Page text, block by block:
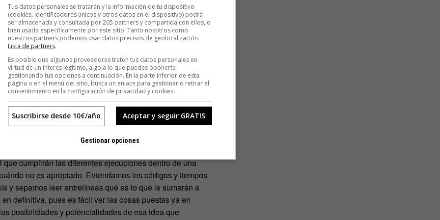
al presente decorándolo con cuanta aplicación de
en plataformas móviles et voilà. El cliente aprueba
y el resto de la agencia que nunca vió un anuario de One
que Cyber Lions existe ni se entera de lo que acaba de
tendencias y las recetas exitosas de otros le damos un
Ideas que transmitan emociones, que movilicen,
que generen un impacto positivo en aquellas
en las que nacen, que se conviertan en verdaderas
pasa todo eso, la anhelada y demasiadas veces
que cumplirán las diferentes ejecuciones dentro de una
no es apropiado. Entendamos los códigos y tiempos
y sepamos leer entrelíneas qué es lo que le sumarán a
definitiva, pues es fácil ver las cosas puestas ya en
posibilidades y potencialidades de esa idea que
Tus datos personales se tratarán y la información de tu dispositivo
(cookies, identificadores únicos y otros datos en el dispositivo) podrá
ser almacenada y consultada por 205 partners y compartida con ellos, o
bien usada específicamente por este sitio. Tanto nosotros como
nuestros partners podemos usar datos precisos de geolocalización.
Lista de partners.
Es posible que algunos proveedores traten tus datos personales en
virtud de un interés legítimo, algo a lo que puedes oponerte
gestionando tus opciones a continuación. En la parte inferior de esta
página o en el menú del sitio, busca un enlace para gestionar o retirar el
consentimiento en la configuración de privacidad y cookies.
Aceptar y seguir GRATIS
Suscribirse desde 10€/año
Gestionar opciones